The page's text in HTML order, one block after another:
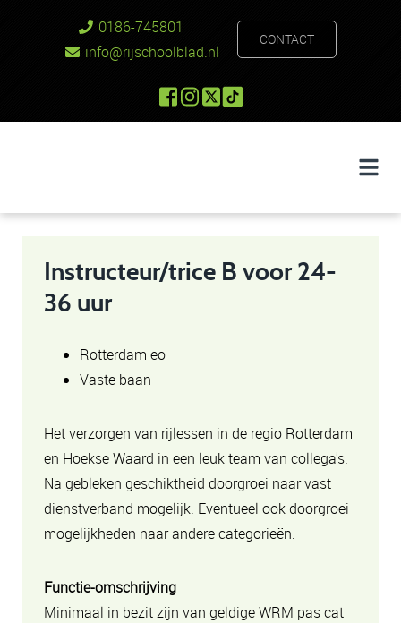
0186-745801
info@rijschoolblad.nl
CONTACT
Instructeur/trice B voor 24-
36 uur
Rotterdam eo
Vaste baan
Het verzorgen van rijlessen in de regio Rotterdam
en Hoekse Waard in een leuk team van collega's.
Na gebleken geschiktheid doorgroei naar vast
dienstverband mogelijk. Eventueel ook doorgroei
mogelijkheden naar andere categorieën.
Functie-omschrijving
Minimaal in bezit zijn van geldige WRM pas cat